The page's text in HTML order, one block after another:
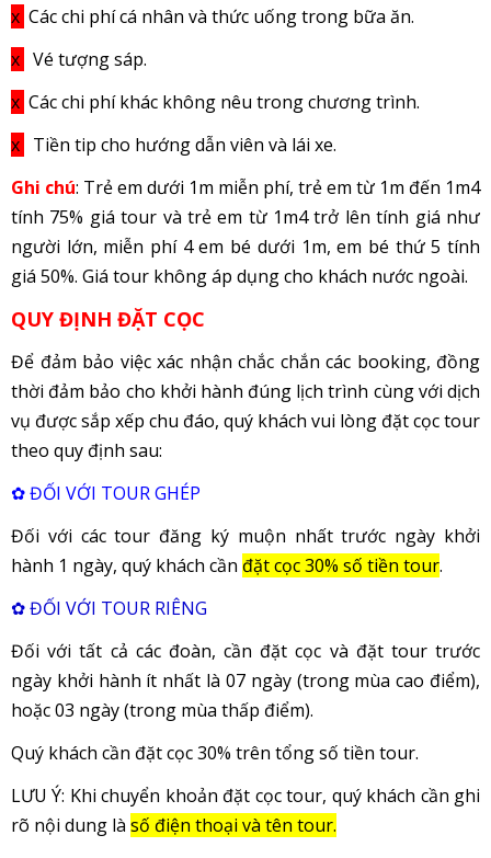
x Các chi phí cá nhân và thức uống trong bữa ăn.
x Vé tượng sáp.
x Các chi phí khác không nêu trong chương trình.
x Tiền tip cho hướng dẫn viên và lái xe.
Ghi chú: Trẻ em dưới 1m miễn phí, trẻ em từ 1m đến 1m4
tính 75% giá tour và trẻ em từ 1m4 trở lên tính giá như
người lớn, miễn phí 4 em bé dưới 1m, em bé thứ 5 tính
giá 50%. Giá tour không áp dụng cho khách nước ngoài.
QUY ĐỊNH ĐẶT CỌC
Để đảm bảo việc xác nhận chắc chắn các booking, đồng
thời đảm bảo cho khởi hành đúng lịch trình cùng với dịch
vụ được sắp xếp chu đáo, quý khách vui lòng đặt cọc tour
theo quy định sau:
✿ ĐỐI VỚI TOUR GHÉP
Đối với các tour đăng ký muộn nhất trước ngày khởi
hành 1 ngày, quý khách cần đặt cọc 30% số tiền tour.
✿ ĐỐI VỚI TOUR RIÊNG
Đối với tất cả các đoàn, cần đặt cọc và đặt tour trước
ngày khởi hành ít nhất là 07 ngày (trong mùa cao điểm),
hoặc 03 ngày (trong mùa thấp điểm).
Quý khách cần đặt cọc 30% trên tổng số tiền tour.
LƯU Ý: Khi chuyển khoản đặt cọc tour, quý khách cần ghi
rõ nội dung là số điện thoại và tên tour.